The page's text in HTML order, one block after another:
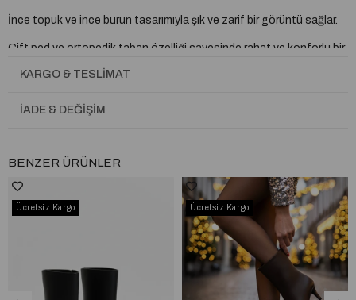
İnce topuk ve ince burun tasarımıyla şık ve zarif bir görüntü sağlar.
Çift ped ve ortopedik taban özelliği sayesinde rahat ve konforlu bir
koruma sağlar.
oluşmaktadır.
Aksesuarlar renk değiştirme, dökülme ve kararma yapmaz.
Jurdan kaymaz taban sayesinde kullanımı kolaydır.
Fermuar detayı sayesinde ürün kolayca giyilip çıkarılabilir.
Tam kalıptır, kendi ayak numaranızı almanız önerilir.
Taraklı yapıya veya buçuklu numaraya sahipseniz bir numara büyük
KARGO & TESLIMAT
İADE & DEĞIŞIM
BENZER ÜRÜNLER
Ücretsiz Kargo Ücretsiz Kargo